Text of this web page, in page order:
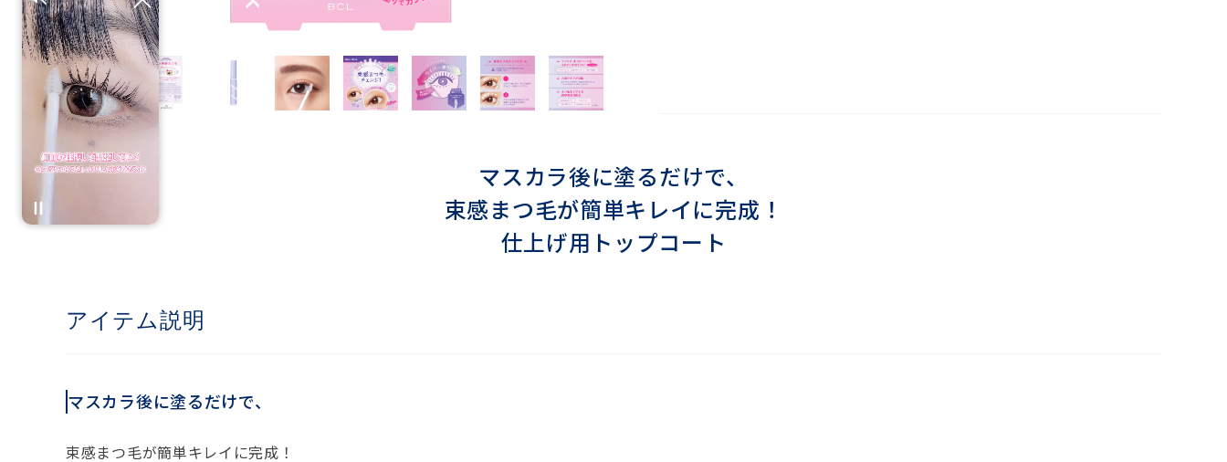
マスカラ後に塗るだけで、
束感まつ毛が簡単キレイに完成！
仕上げ用トップコート
アイテム説明
マスカラ後に塗るだけで、
束感まつ毛が簡単キレイに完成！